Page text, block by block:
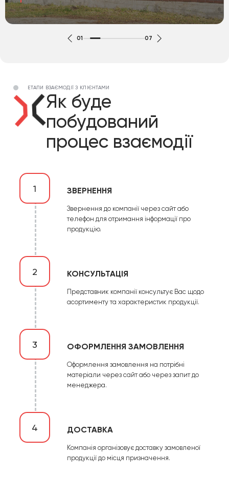
01 07
ЕТАПИ ВЗАЄМОДІЇ З КЛІЄНТАМИ
Як буде
побудований
процес взаємодії
1 ЗВЕРНЕННЯ
Звернення до компанії через сайт або
телефон для отримання інформації про
продукцію.
2 КОНСУЛЬТАЦІЯ
Представник компанії консультує Вас щодо
асортименту та характеристик продукції.
3 ОФОРМЛЕННЯ ЗАМОВЛЕННЯ
Оформлення замовлення на потрібні
матеріали через сайт або через запит до
менеджера.
4 ДОСТАВКА
Компанія організовує доставку замовленої
продукції до місця призначення.